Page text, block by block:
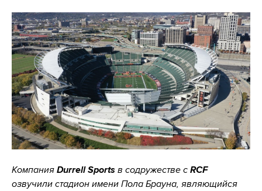
Компания Durrell Sports в содружестве с RCF
озвучили стадион имени Пола Брауна, являющийся